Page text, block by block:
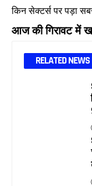
किन सेक्टर्स पर पड़ा
आज की गिरावट में
RELATED NEWS